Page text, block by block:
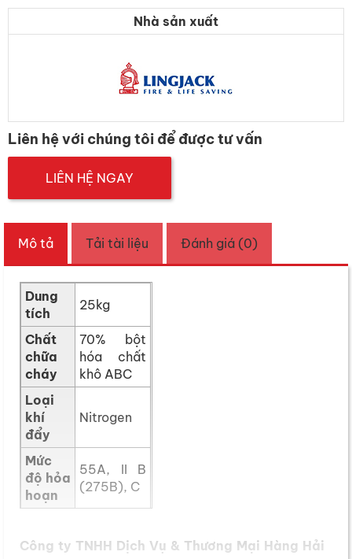
Nhà sản xuất
Liên hệ với chúng tôi để được tư vấn
LIÊN HỆ NGAY
Mô tả Tải tài liệu Đánh giá (0)
Dung
tích
25kg
Chất
chữa
cháy
70% bột
hóa chất
khô ABC
Loại
khí
đẩy
Nitrogen
Mức
độ hỏa
hoạn
55A, II B
(275B), C
gian
phun
32s
Công ty TNHH Dịch Vụ & Thương Mại Hàng Hải